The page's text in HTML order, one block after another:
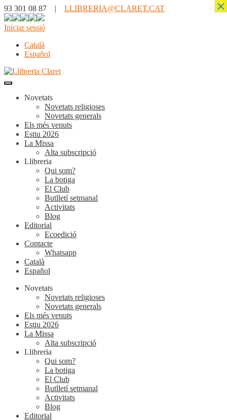
93 301 08 87 | LLIBRERIA@CLARET.CAT
Iniciar sessió
Català
Español
Novetats
Novetats religioses
Novetats generals
Els més venuts
Estiu 2026
La Missa
Alta subscripció
Llibreria
Qui som?
La botiga
El Club
Butlletí setmanal
Activitats
Blog
Editorial
Ecoedició
Contacte
Whatsapp
Català
Español
Novetats
Novetats religioses
Novetats generals
Els més venuts
Estiu 2026
La Missa
Alta subscripció
Llibreria
Qui som?
La botiga
El Club
Butlletí setmanal
Activitats
Blog
Editorial
×